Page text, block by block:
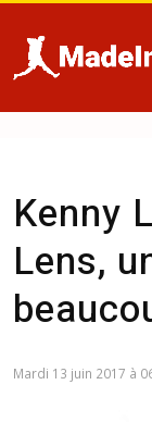
Kenny
Lens,
Mardi 13 juin 2017 à